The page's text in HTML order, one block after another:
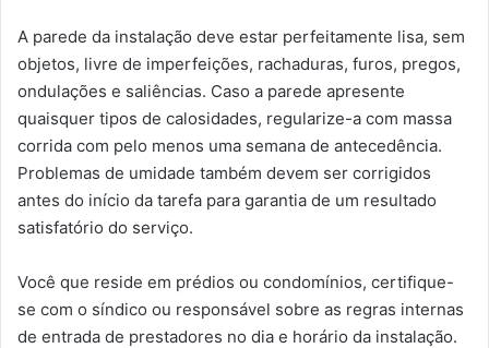
A parede da instalação deve estar perfeitamente lisa, sem
objetos, livre de imperfeições, rachaduras, furos, pregos,
ondulações e saliências. Caso a parede apresente
quaisquer tipos de calosidades, regularize-a com massa
corrida com pelo menos uma semana de antecedência.
Problemas de umidade também devem ser corrigidos
antes do início da tarefa para garantia de um resultado
satisfatório do serviço.
Você que reside em prédios ou condomínios, certifique-
se com o síndico ou responsável sobre as regras internas
de entrada de prestadores no dia e horário da instalação.